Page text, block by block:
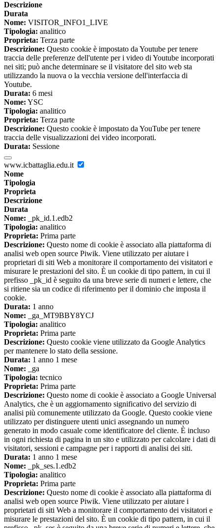
Descrizione
Durata
Nome: VISITOR_INFO1_LIVE
Tipologia: analitico
Proprieta: Terza parte
Descrizione: Questo cookie è impostato da Youtube per tenere
traccia delle preferenze dell'utente per i video di Youtube incorporati
nei siti; può anche determinare se il visitatore del sito web sta
utilizzando la nuova o la vecchia versione dell'interfaccia di
Youtube.
Durata: 6 mesi
Nome: YSC
Tipologia: analitico
Proprieta: Terza parte
Descrizione: Questo cookie è impostato da YouTube per tenere
traccia delle visualizzazioni dei video incorporati.
Durata: Sessione
www.icbattaglia.edu.it
Nome
Tipologia
Proprieta
Descrizione
Durata
Nome: _pk_id.1.edb2
Tipologia: analitico
Proprieta: Prima parte
Descrizione: Questo nome di cookie è associato alla piattaforma di
analisi web open source Piwik. Viene utilizzato per aiutare i
proprietari di siti Web a monitorare il comportamento dei visitatori e
misurare le prestazioni del sito. È un cookie di tipo pattern, in cui il
prefisso _pk_id è seguito da una breve serie di numeri e lettere, che
si ritiene sia un codice di riferimento per il dominio che imposta il
cookie.
Durata: 1 anno
Nome: _ga_MT9BBY8YCJ
Tipologia: analitico
Proprieta: Prima parte
Descrizione: Questo cookie viene utilizzato da Google Analytics
per mantenere lo stato della sessione.
Durata: 1 anno 1 mese
Nome: _ga
Tipologia: tecnico
Proprieta: Prima parte
Descrizione: Questo nome di cookie è associato a Google Universal
Analytics, che è un aggiornamento significativo del servizio di
analisi più comunemente utilizzato da Google. Questo cookie viene
utilizzato per distinguere utenti unici assegnando un numero
generato in modo casuale come identificatore del cliente. È incluso
in ogni richiesta di pagina in un sito e utilizzato per calcolare i dati di
visitatori, sessioni e campagne per i rapporti di analisi dei siti.
Durata: 1 anno 1 mese
Nome: _pk_ses.1.edb2
Tipologia: analitico
Proprieta: Prima parte
Descrizione: Questo nome di cookie è associato alla piattaforma di
analisi web open source Piwik. Viene utilizzato per aiutare i
proprietari di siti Web a monitorare il comportamento dei visitatori e
misurare le prestazioni del sito. È un cookie di tipo pattern, in cui il